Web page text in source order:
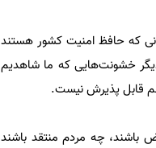
که حافظ امنیت کشور هستند
خشونت‌هایی که ما شاهدیم
قابل پذیرش نیست.
باشند، چه مردم منتقد باشند